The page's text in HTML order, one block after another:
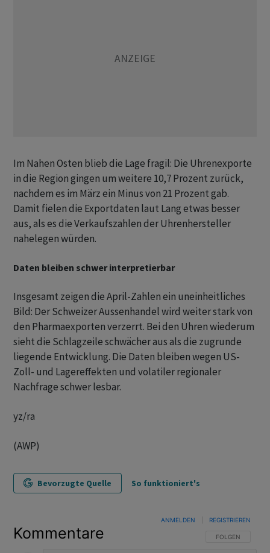
Im Nahen Osten blieb die Lage fragil: Die Uhrenexporte
in die Region gingen um weitere 10,7 Prozent zurück,
nachdem es im März ein Minus von 21 Prozent gab.
Damit fielen die Exportdaten laut Lang etwas besser
aus, als es die Verkaufszahlen der Uhrenhersteller
nahelegen würden.
Daten bleiben schwer interpretierbar
Insgesamt zeigen die April-Zahlen ein uneinheitliches
Bild: Der Schweizer Aussenhandel wird weiter stark von
den Pharmaexporten verzerrt. Bei den Uhren wiederum
sieht die Schlagzeile schwächer aus als die zugrunde
liegende Entwicklung. Die Daten bleiben wegen US-
Zoll- und Lagereffekten und volatiler regionaler
Nachfrage schwer lesbar.
yz/ra
(AWP)
Bevorzugte Quelle So funktioniert's
Kommentare FOLGE DIESER
FOLGEN
ANMELDEN REGISTRIEREN